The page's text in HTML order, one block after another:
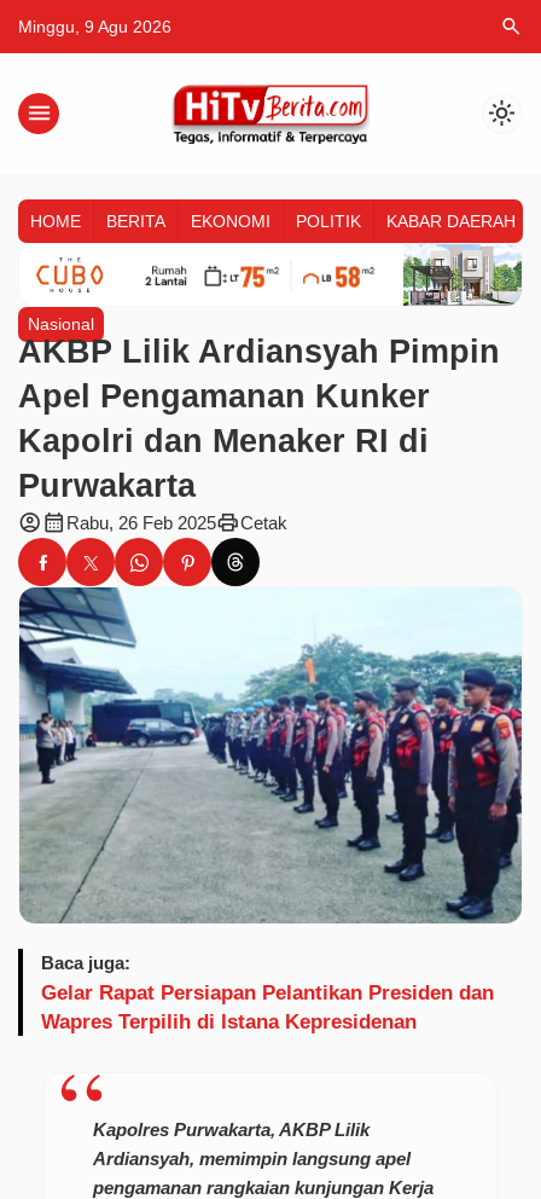
Minggu, 9 Agu 2026 search
menu light_mode
HOME BERITA EKONOMI POLITIK KABAR DAERAH
Nasional
AKBP Lilik Ardiansyah Pimpin
Apel Pengamanan Kunker
Kapolri dan Menaker RI di
Purwakarta
account_circlecalendar_month Rabu, 26 Feb 2025printCetak
Baca juga:
Gelar Rapat Persiapan Pelantikan Presiden dan
Wapres Terpilih di Istana Kepresidenan
Kapolres Purwakarta, AKBP Lilik
Ardiansyah, memimpin langsung apel
pengamanan rangkaian kunjungan Kerja